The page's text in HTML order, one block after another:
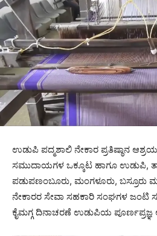
ಉಡುಪಿ ಪದ್ಮಶಾಲಿ ನೇಕಾರ ಪ್ರತಿಷ್ಠಾನ
ಸಮುದಾಯಗಳ ಒಕ್ಕೂಟ ಹಾಗೂ ಉಡುಪಿ,
ಪಡುಪಣಂಬೂರು, ಮಂಗಳೂರು, ಬಸ್ರೂರು
ನೇಕಾರರ ಸೇವಾ ಸಹಕಾರಿ ಸಂಘಗಳ ಜಂಟಿ
ಕೈಮಗ್ಗ ದಿನಾಚರಣೆ ಉಡುಪಿಯ